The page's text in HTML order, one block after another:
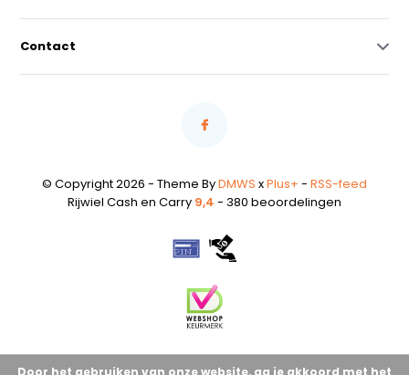
Contact
© Copyright 2026 - Theme ByDMWS xPlus+ - RSS-feed
Rijwiel Cash en Carry 9,4 - 380 beoordelingen
Door het gebruiken van onze website, ga je akkoord met het